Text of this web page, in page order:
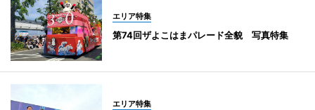
エリア特集
第74回ザよこはまパレード全貌 写真特集
エリア特集